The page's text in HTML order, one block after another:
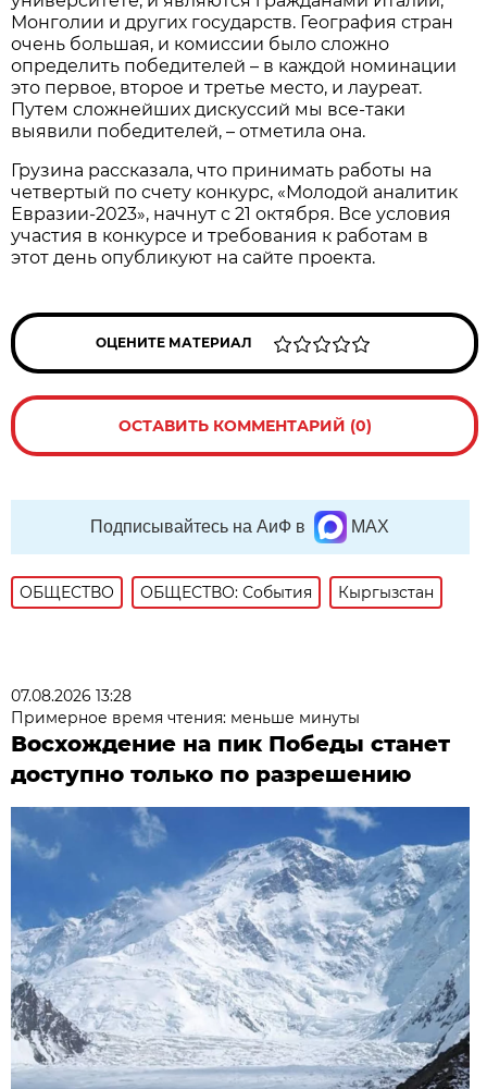
Монголии и других государств. География стран
очень большая, и комиссии было сложно
определить победителей – в каждой номинации
это первое, второе и третье место, и лауреат.
Путем сложнейших дискуссий мы все-таки
выявили победителей, – отметила она.
Грузина рассказала, что принимать работы на
четвертый по счету конкурс, «Молодой аналитик
Евразии-2023», начнут с 21 октября. Все условия
участия в конкурсе и требования к работам в
этот день опубликуют на сайте проекта.
ОЦЕНИТЕ МАТЕРИАЛ
ОСТАВИТЬ КОММЕНТАРИЙ (0)
Подписывайтесь на АиФ в MAX
ОБЩЕСТВО ОБЩЕСТВО: События Кыргызстан
07.08.2026 13:28
Примерное время чтения: меньше минуты
Восхождение на пик Победы станет
доступно только по разрешению